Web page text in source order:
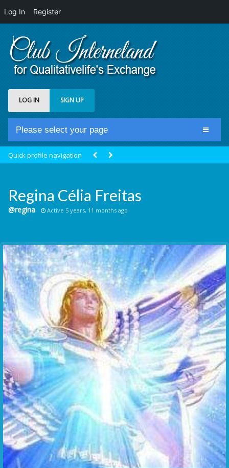
Log In Register
LOG IN SIGN UP
Please select your page
Groups
Communication Point
Cristal Temple
Meeting Point
The Yacht Club
Quick profile navigation
Regina Célia Freitas
@regina Active 5 years, 11 months ago